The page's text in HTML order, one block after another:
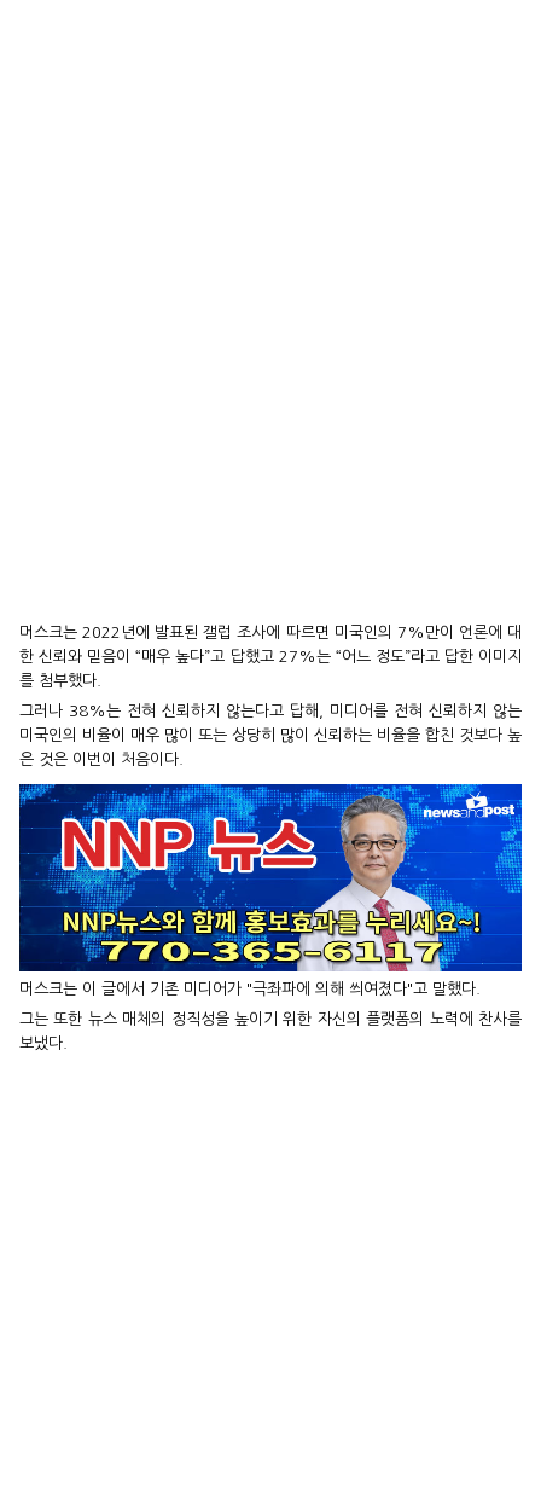
머스크는 2022년에 발표된 갤럽 조사에 따르면 미국인의 7%만이 언론에 대
한 신뢰와 믿음이 “매우 높다”고 답했고 27%는 “어느 정도”라고 답한 이미지
를 첨부했다.
그러나 38%는 전혀 신뢰하지 않는다고 답해, 미디어를 전혀 신뢰하지 않는
미국인의 비율이 매우 많이 또는 상당히 많이 신뢰하는 비율을 합친 것보다 높
은 것은 이번이 처음이다.
머스크는 이 글에서 기존 미디어가 "극좌파에 의해 씌여졌다"고 말했다.
그는 또한 뉴스 매체의 정직성을 높이기 위한 자신의 플랫폼의 노력에 찬사를
보냈다.